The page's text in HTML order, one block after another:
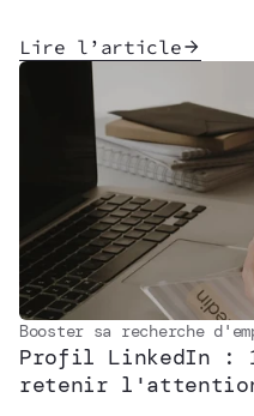
Lire l’article
Booster sa recherche
Profil LinkedIn :
retenir